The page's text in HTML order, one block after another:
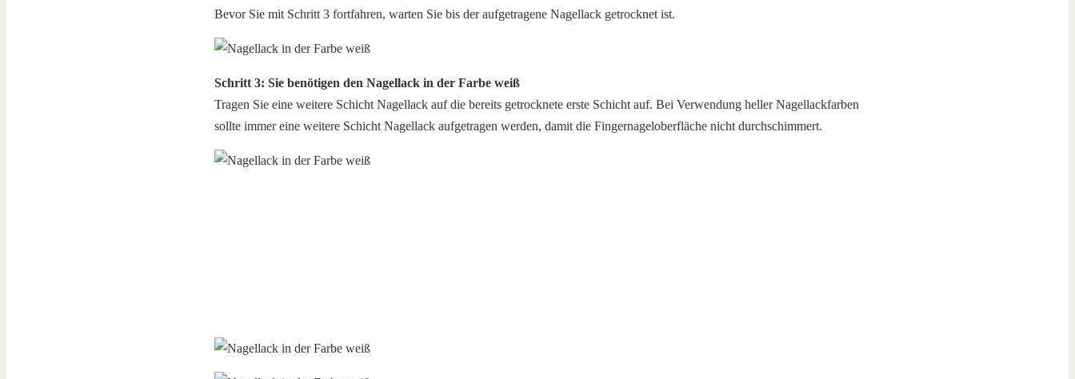
Bevor Sie mit Schritt 3 fortfahren, warten Sie bis der aufgetragene Nagellack getrocknet ist.
Schritt 3: Sie benötigen den Nagellack in der Farbe weiß
Tragen Sie eine weitere Schicht Nagellack auf die bereits getrocknete erste Schicht auf. Bei Verwendung heller Nagellackfarben
sollte immer eine weitere Schicht Nagellack aufgetragen werden, damit die Fingernageloberfläche nicht durchschimmert.